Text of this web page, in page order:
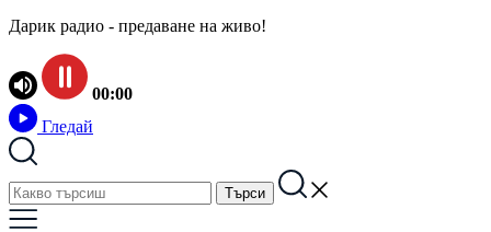
Дарик радио - предаване на живо!
00:00
Гледай